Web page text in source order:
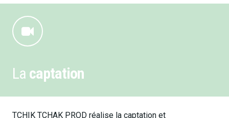
La captation
TCHIK TCHAK PROD réalise la captation et